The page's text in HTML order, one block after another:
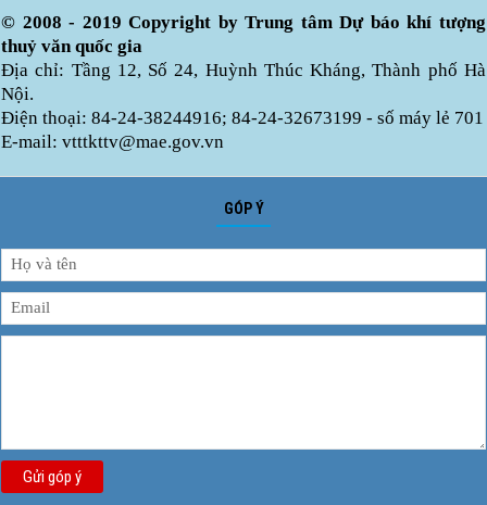
© 2008 - 2019 Copyright by Trung tâm Dự báo khí tượng
thuỷ văn quốc gia
Địa chỉ: Tầng 12, Số 24, Huỳnh Thúc Kháng, Thành phố Hà
Nội.
Điện thoại: 84-24-38244916; 84-24-32673199 - số máy lẻ 701
E-mail: vtttkttv@mae.gov.vn
GÓP Ý
Gửi góp ý